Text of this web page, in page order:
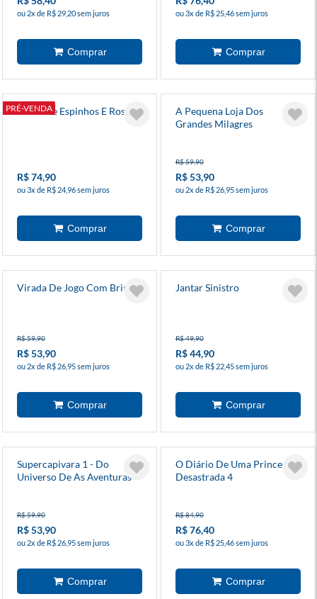
ou 2x de R$ 29,20 sem juros ou 3x de R$ 25,46 sem juros
PRÉ-VENDA
Corte De Espinhos E Rosas 6
R$ 74,90
ou 3x de R$ 24,96 sem juros
A Pequena Loja Dos
Grandes Milagres
R$ 59,90
R$ 53,90
ou 2x de R$ 26,95 sem juros
Virada De Jogo Com Brinde
R$ 59,90
R$ 53,90
ou 2x de R$ 26,95 sem juros
Jantar Sinistro
R$ 49,90
R$ 44,90
ou 2x de R$ 22,45 sem juros
Supercapivara 1 - Do
Universo De As Aventuras
R$ 59,90
R$ 53,90
ou 2x de R$ 26,95 sem juros
O Diário De Uma Princesa
Desastrada 4
R$ 84,90
R$ 76,40
ou 3x de R$ 25,46 sem juros